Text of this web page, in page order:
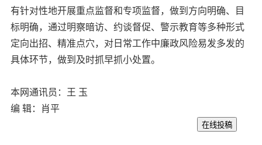
有针对性地开展重点监督和专项监督，做到方向明确、目
标明确，通过明察暗访、约谈督促、警示教育等多种形式
定向出招、精准点穴，对日常工作中廉政风险易发多发的
具体环节，做到及时抓早抓小处置。
本网通讯员：王 玉
编 辑：肖平